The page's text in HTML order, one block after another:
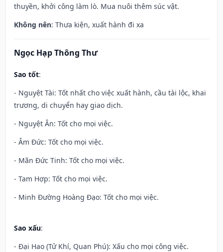
thuyền, khởi công làm lò. Mua nuôi thêm súc vật.
Không nên: Thưa kiện, xuất hành đi xa
Ngọc Hạp Thông Thư
Sao tốt:
- Nguyệt Tài: Tốt nhất cho việc xuất hành, cầu tài lộc, khai
trương, di chuyển hay giao dịch.
- Nguyệt Ân: Tốt cho mọi việc.
- Âm Đức: Tốt cho mọi việc.
- Mãn Đức Tinh: Tốt cho mọi việc.
- Tam Hợp: Tốt cho mọi việc.
- Minh Đường Hoàng Đạo: Tốt cho mọi việc.
Sao xấu:
- Đại Hao (Tử Khí, Quan Phú): Xấu cho mọi công việc.